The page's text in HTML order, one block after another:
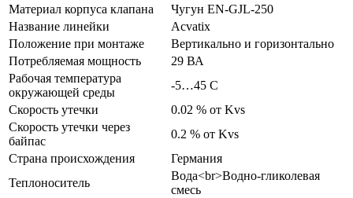
Материал корпуса клапана
Чугун EN-GJL-250
Название линейки
Acvatix
Положение при монтаже
Вертикально и горизонтально
Потребляемая мощность
29 ВА
Рабочая температура
окружающей среды
-5…45 C
Скорость утечки
0.02 % от Kvs
Скорость утечки через
байпас
0.2 % от Kvs
Страна происхождения
Германия
Теплоноситель
Вода<br>Водно-гликолевая
смесь